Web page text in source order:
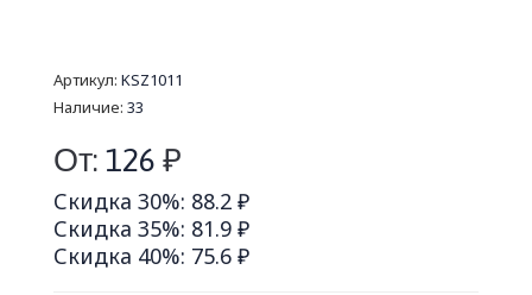
Артикул: KSZ1011
Наличие: 33
От: 126 ₽
Скидка 30%: 88.2 ₽
Скидка 35%: 81.9 ₽
Скидка 40%: 75.6 ₽